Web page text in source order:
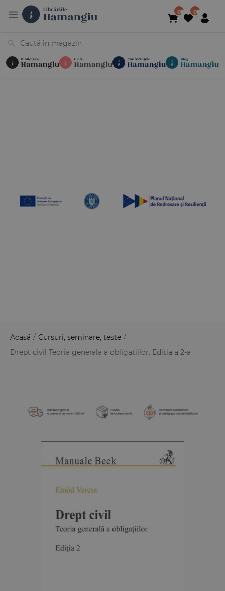
Acasă / Cursuri, seminare, teste /
Drept civil Teoria generala a obligatiilor. Editia a 2-a